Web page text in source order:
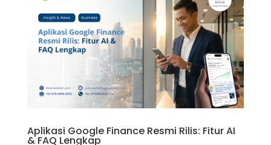
Aplikasi Google Finance Resmi Rilis: Fitur AI
& FAQ Lengkap